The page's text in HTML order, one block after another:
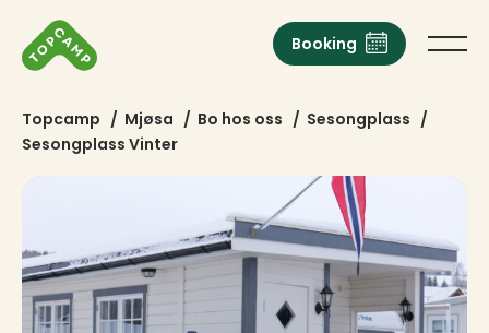
Booking
Topcamp / Mjøsa / Bo hos oss / Sesongplass /
Sesongplass Vinter